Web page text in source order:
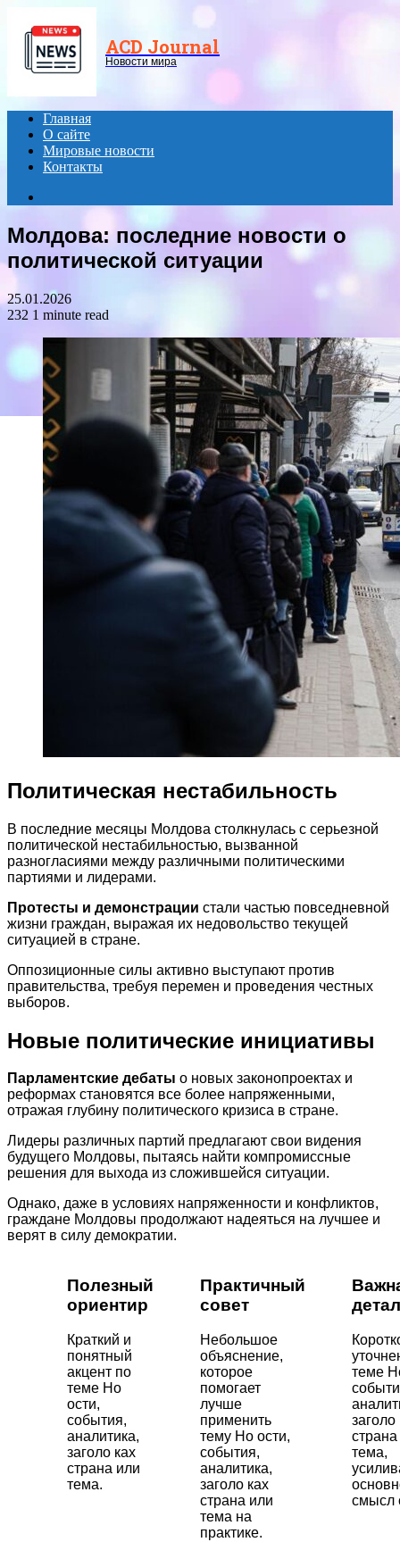
ACD Journal
Новости мира
Главная
О сайте
Мировые новости
Контакты
Молдова: последние новости о
политической ситуации
25.01.2026
232 1 minute read
Политическая нестабильность
В последние месяцы Молдова столкнулась с серьезной
политической нестабильностью, вызванной
разногласиями между различными политическими
партиями и лидерами.
Протесты и демонстрации стали частью повседневной
жизни граждан, выражая их недовольство текущей
ситуацией в стране.
Оппозиционные силы активно выступают против
правительства, требуя перемен и проведения честных
выборов.
Новые политические инициативы
Парламентские дебаты о новых законопроектах и
реформах становятся все более напряженными,
отражая глубину политического кризиса в стране.
Лидеры различных партий предлагают свои видения
будущего Молдовы, пытаясь найти компромиссные
решения для выхода из сложившейся ситуации.
Однако, даже в условиях напряженности и конфликтов,
граждане Молдовы продолжают надеяться на лучшее и
верят в силу демократии.
Полезный
ориентир
Краткий и
понятный
акцент по
теме Но
ости,
события,
аналитика,
заголо ках
страна или
тема.
Практичный
совет
Небольшое
объяснение,
которое
помогает
лучше
применить
тему Но ости,
события,
аналитика,
заголо ках
страна или
тема на
практике.
теме
заголо
тема,
смысл